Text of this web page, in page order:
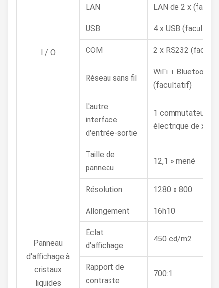
I / O
LAN LAN de 2 x
USB 4 x USB
COM 2 x RS232
Réseau sans fil
WiFi + Bluetooth
(facultatif)
L'autre
interface
d'entrée-sortie
1 commutateur
électrique de x
Panneau
d'affichage à
cristaux
liquides
Taille de
panneau
12,1 » mené
Résolution 1280 x 800
Allongement 16h10
Éclat
d'affichage
450 cd/m2
Rapport de
contraste
700:1